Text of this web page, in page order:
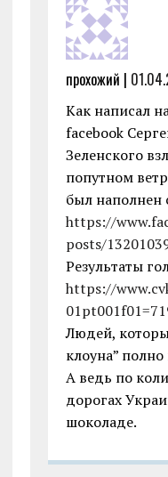
прохожий |
Как написал
facebook
Зеленского
попутном
был
https://
posts/
Результаты
https://
Людей,
клоуна” полно
А ведь по
дорогах
шоколаде.